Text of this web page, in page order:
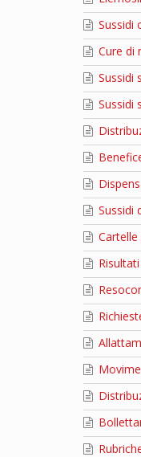
Sussidi
Cure di
Sussidi
Sussidi
Sussidi